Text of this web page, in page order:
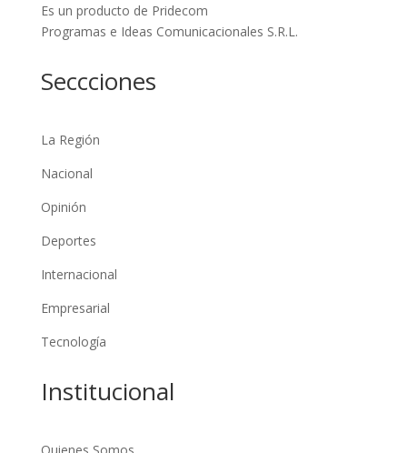
Es un producto de Pridecom
Programas e Ideas Comunicacionales S.R.L.
Seccciones
La Región
Nacional
Opinión
Deportes
Internacional
Empresarial
Tecnología
Institucional